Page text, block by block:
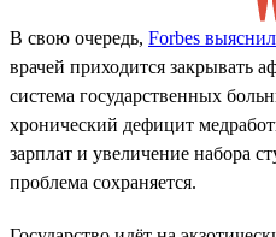
В свою очередь, Forbes выяснил
врачей приходится закрывать
система государственных
хронический дефицит
зарплат и увеличение набора
проблема сохраняется.